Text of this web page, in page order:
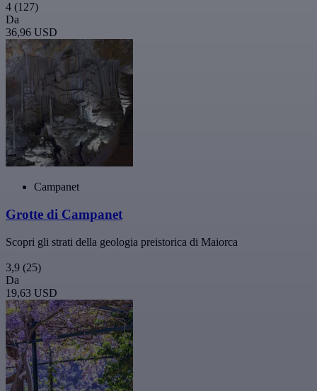
4 (127)
Da
36,96 USD
Campanet
Grotte di Campanet
Scopri gli strati della geologia preistorica di Maiorca
3,9 (25)
Da
19,63 USD